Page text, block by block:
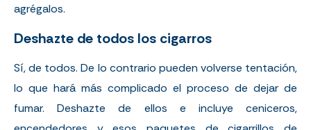
agrégalos.
Deshazte de todos los cigarros
Sí, de todos. De lo contrario pueden volverse tentación,
lo que hará más complicado el proceso de dejar de
fumar. Deshazte de ellos e incluye ceniceros,